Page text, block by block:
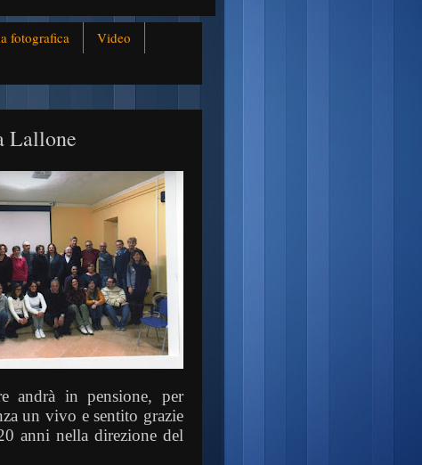
fotografica
Video
Lallone
andrà in pensione, per
un vivo e sentito grazie
anni nella direzione del